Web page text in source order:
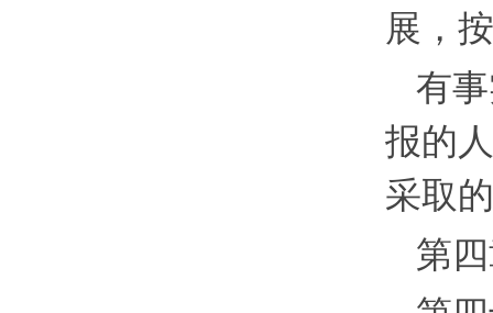
展，
有
报的
采取
第